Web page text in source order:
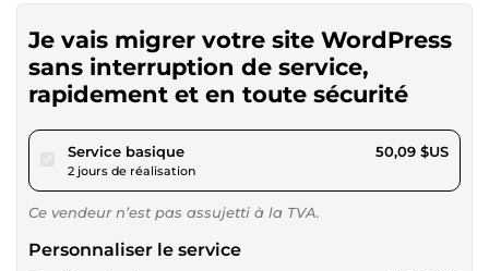
Je vais migrer votre site WordPress
sans interruption de service,
rapidement et en toute sécurité
Service basiquepour 46,17 $US
2 jours de réalisation
50,09 $US
Ce vendeur n’est pas assujetti à la TVA.
Personnaliser le service